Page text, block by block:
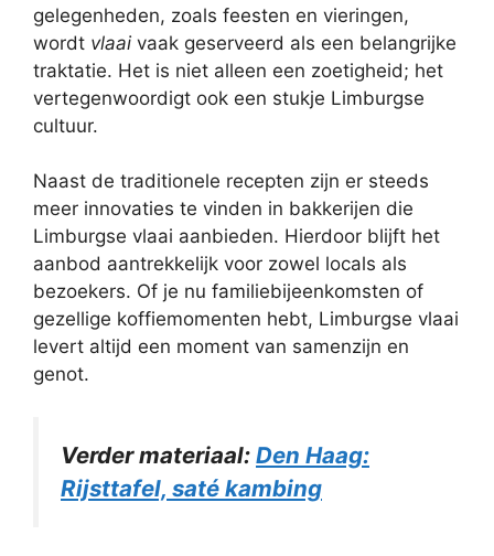
gelegenheden, zoals feesten en vieringen,
wordt vlaai vaak geserveerd als een belangrijke
traktatie. Het is niet alleen een zoetigheid; het
vertegenwoordigt ook een stukje Limburgse
cultuur.
Naast de traditionele recepten zijn er steeds
meer innovaties te vinden in bakkerijen die
Limburgse vlaai aanbieden. Hierdoor blijft het
aanbod aantrekkelijk voor zowel locals als
bezoekers. Of je nu familiebijeenkomsten of
gezellige koffiemomenten hebt, Limburgse vlaai
levert altijd een moment van samenzijn en
genot.
Verder materiaal: Den Haag:
Rijsttafel, saté kambing